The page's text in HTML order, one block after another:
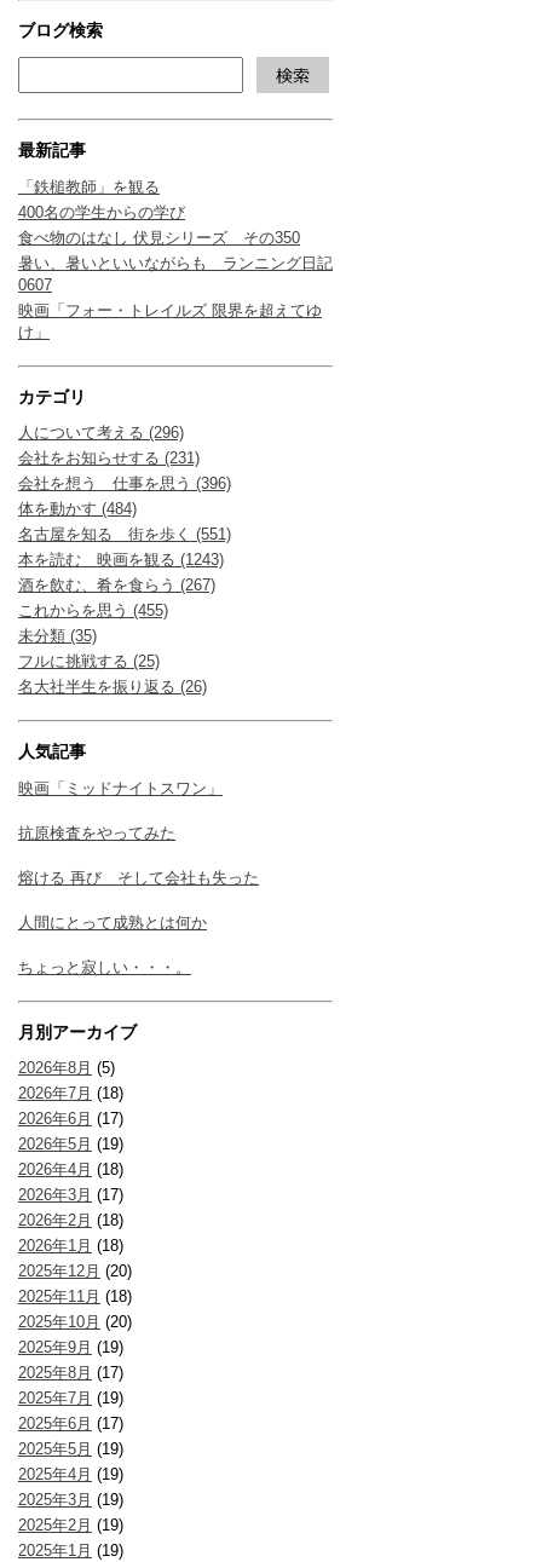
ブログ検索
最新記事
「鉄槌教師」を観る
400名の学生からの学び
食べ物のはなし 伏見シリーズ その350
暑い、暑いといいながらも ランニング日記
0607
映画「フォー・トレイルズ 限界を超えてゆ
け」
カテゴリ
人について考える (296)
会社をお知らせする (231)
会社を想う 仕事を思う (396)
体を動かす (484)
名古屋を知る 街を歩く (551)
本を読む 映画を観る (1243)
酒を飲む、肴を食らう (267)
これからを思う (455)
未分類 (35)
フルに挑戦する (25)
名大社半生を振り返る (26)
人気記事
映画「ミッドナイトスワン」
抗原検査をやってみた
熔ける 再び そして会社も失った
人間にとって成熟とは何か
ちょっと寂しい・・・。
月別アーカイブ
2026年8月 (5)
2026年7月 (18)
2026年6月 (17)
2026年5月 (19)
2026年4月 (18)
2026年3月 (17)
2026年2月 (18)
2026年1月 (18)
2025年12月 (20)
2025年11月 (18)
2025年10月 (20)
2025年9月 (19)
2025年8月 (17)
2025年7月 (19)
2025年6月 (17)
2025年5月 (19)
2025年4月 (19)
2025年3月 (19)
2025年2月 (19)
2025年1月 (19)